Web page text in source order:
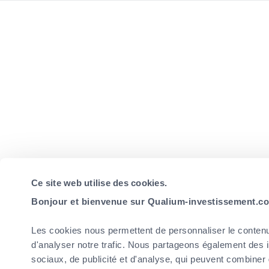
Ce site web utilise des cookies.
Bonjour et bienvenue sur Qualium-
Les cookies nous permettent de personnaliser le
d'analyser notre trafic. Nous partageons également
sociaux, de publicité et d'analyse, qui peuvent